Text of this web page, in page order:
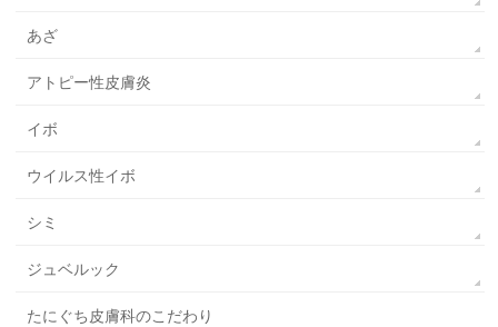
あざ
アトピー性皮膚炎
イボ
ウイルス性イボ
シミ
ジュベルック
たにぐち皮膚科のこだわり